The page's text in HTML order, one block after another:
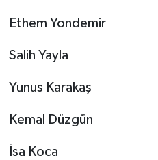
Ethem Yondemir
Salih Yayla
Yunus Karakaş
Kemal Düzgün
İsa Koca